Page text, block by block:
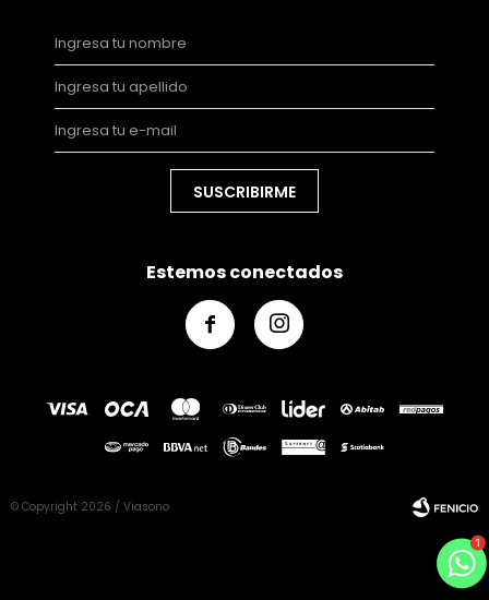
SUSCRIBIRME
Estemos conectados
 
© Copyright 2026 / Viasono